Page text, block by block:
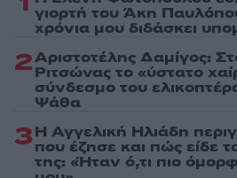
γιορτή του Άκη
χρόνια μου διδάσκει
2Αριστοτέλης Δαμίγος:
Ριτσώνας το «ύστατο
σύνδεσμο του
Ψάθα
3Η Αγγελική Ηλιάδη
που έζησε και πώς είδε
της: «Ήταν ό,τι πιο